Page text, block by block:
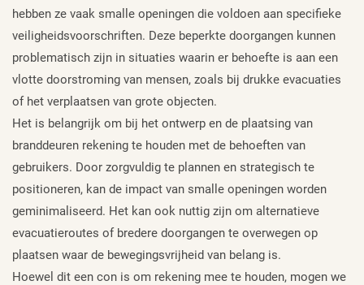
hebben ze vaak smalle openingen die voldoen aan specifieke
veiligheidsvoorschriften. Deze beperkte doorgangen kunnen
problematisch zijn in situaties waarin er behoefte is aan een
vlotte doorstroming van mensen, zoals bij drukke evacuaties
of het verplaatsen van grote objecten.
Het is belangrijk om bij het ontwerp en de plaatsing van
branddeuren rekening te houden met de behoeften van
gebruikers. Door zorgvuldig te plannen en strategisch te
positioneren, kan de impact van smalle openingen worden
geminimaliseerd. Het kan ook nuttig zijn om alternatieve
evacuatieroutes of bredere doorgangen te overwegen op
plaatsen waar de bewegingsvrijheid van belang is.
Hoewel dit een con is om rekening mee te houden, mogen we